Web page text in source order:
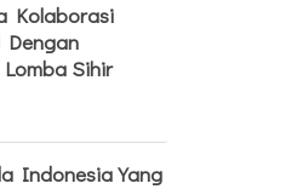
Kolaborasi
Dengan
Sihir
Indonesia Yang